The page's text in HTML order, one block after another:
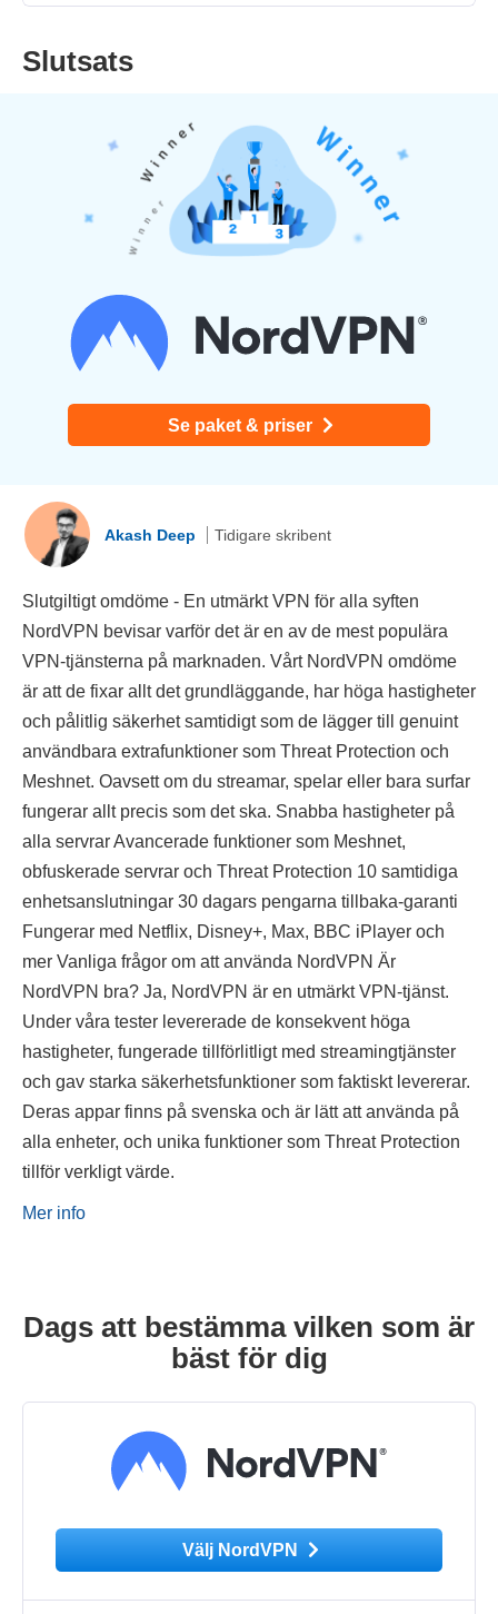
Slutsats
Se paket & priser
Akash Deep Tidigare skribent
Slutgiltigt omdöme - En utmärkt VPN för alla syften
NordVPN bevisar varför det är en av de mest populära
VPN-tjänsterna på marknaden. Vårt NordVPN omdöme
är att de fixar allt det grundläggande, har höga hastigheter
och pålitlig säkerhet samtidigt som de lägger till genuint
användbara extrafunktioner som Threat Protection och
Meshnet. Oavsett om du streamar, spelar eller bara surfar
fungerar allt precis som det ska. Snabba hastigheter på
alla servrar Avancerade funktioner som Meshnet,
obfuskerade servrar och Threat Protection 10 samtidiga
enhetsanslutningar 30 dagars pengarna tillbaka-garanti
Fungerar med Netflix, Disney+, Max, BBC iPlayer och
mer Vanliga frågor om att använda NordVPN Är
NordVPN bra? Ja, NordVPN är en utmärkt VPN-tjänst.
Under våra tester levererade de konsekvent höga
hastigheter, fungerade tillförlitligt med streamingtjänster
och gav starka säkerhetsfunktioner som faktiskt levererar.
Deras appar finns på svenska och är lätt att använda på
alla enheter, och unika funktioner som Threat Protection
tillför verkligt värde.
Mer info
Dags att bestämma vilken som är
bäst för dig
Välj NordVPN